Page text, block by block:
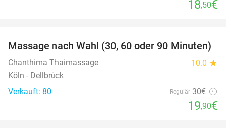
18,50€
34%
Massage nach Wahl (30, 60 oder 90 Minuten)
Chanthima Thaimassage 10.0 star
Köln - Dellbrück
Verkauft: 80
Regulär 30€
19,90€